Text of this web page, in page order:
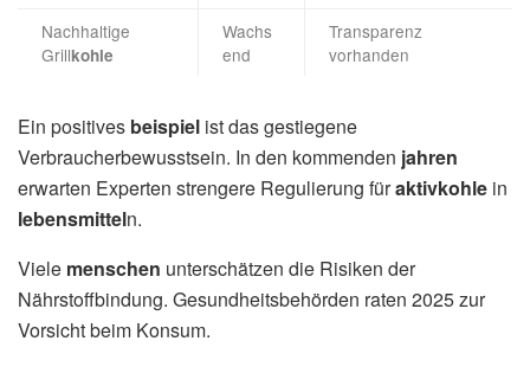
Nachhaltige
Grillkohle
Wachs
end
Transparenz
vorhanden
Ein positives beispiel ist das gestiegene
Verbraucherbewusstsein. In den kommenden jahren
erwarten Experten strengere Regulierung füraktivkohle in
lebensmitteln.
Viele menschen unterschätzen die Risiken der
Nährstoffbindung. Gesundheitsbehörden raten 2025 zur
Vorsicht beim Konsum.